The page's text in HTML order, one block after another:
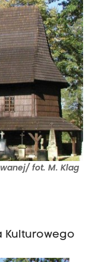
fot. M. Klag
Kulturowego